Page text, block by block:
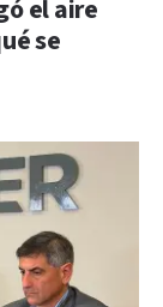
el aire
se